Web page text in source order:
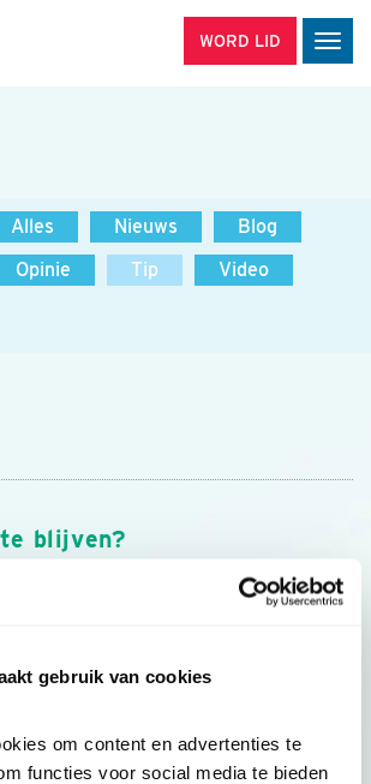
gebruik van cookies
om content en advertenties te
functies voor social media te bieden
WORD LID
Alles Nieuws
Blog
Opinie Tip
Video
blijven?
nieuws, inspiratie, acties en tips
van Vogelbescherming.